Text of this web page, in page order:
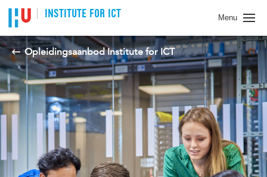
Spring naar pagina inhoud
INSTITUTE FOR ICT Menu
Opleidingsaanbod Institute for ICT